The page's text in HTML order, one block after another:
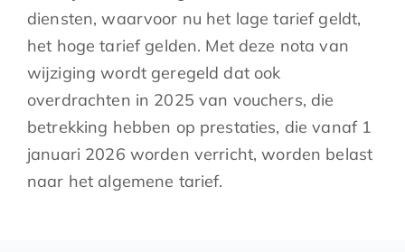
diensten, waarvoor nu het lage tarief geldt,
het hoge tarief gelden. Met deze nota van
wijziging wordt geregeld dat ook
overdrachten in 2025 van vouchers, die
betrekking hebben op prestaties, die vanaf 1
januari 2026 worden verricht, worden belast
naar het algemene tarief.